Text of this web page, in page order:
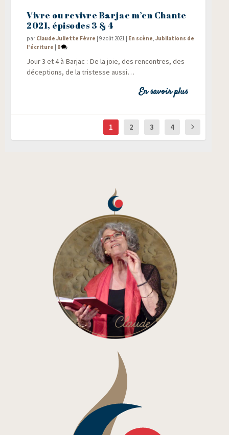
Vivre ou revivre Barjac m’en Chante
2021, épisodes 3 & 4
par Claude Juliette Fèvre |9 août 2021 En scène,Jubilations de
l'écriture
0
Jour 3 et 4 à Bar­jac : De la joie, des ren­contres, des
décep­tions, de la tris­tesse aussi…
En savoir plus
1 2 3 4